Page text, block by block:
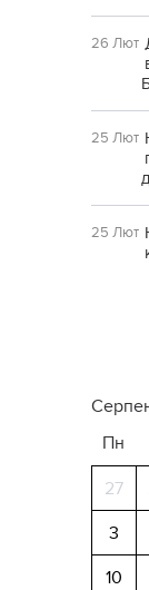
26 Лют
25 Лют
25 Лют
Пн
27
3
10